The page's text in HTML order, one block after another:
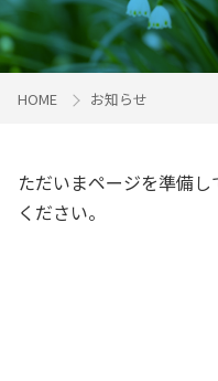
HOME お知らせ
ただいまページを準備
ください。